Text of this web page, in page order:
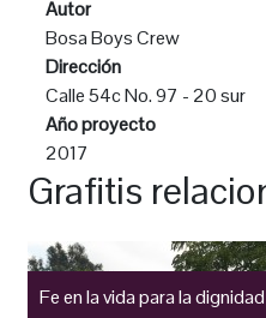
Autor
Bosa Boys Crew
Dirección
Calle 54c No. 97 - 20 sur
Año proyecto
2017
Grafitis
Fe en la vida para la